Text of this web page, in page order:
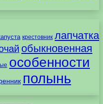
крестовник лапчатка
обыкновенная
особенности
полынь